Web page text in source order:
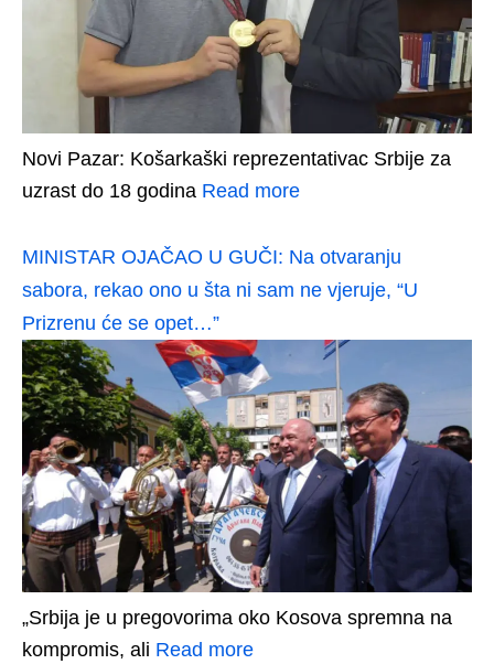
Novi Pazar: Košarkaški reprezentativac Srbije za
uzrast do 18 godina Read more
MINISTAR OJAČAO U GUČI: Na otvaranju
sabora, rekao ono u šta ni sam ne vjeruje, “U
Prizrenu će se opet…”
„Srbija je u pregovorima oko Kosova spremna na
kompromis, ali Read more